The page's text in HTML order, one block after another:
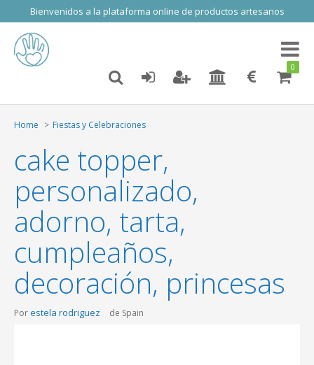
Bienvenidos a la plataforma online de productos artesanos
Toggle
0
Home Fiestas y Celebraciones
cake topper,
personalizado,
adorno, tarta,
cumpleaños,
decoración, princesas
Porestela rodriguez de Spain